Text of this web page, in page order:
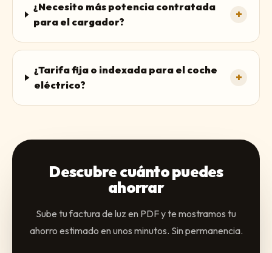
¿Necesito más potencia contratada
para el cargador?
+
¿Tarifa fija o indexada para el coche
eléctrico?
+
Descubre cuánto puedes
ahorrar
Sube tu factura de luz en PDF y te mostramos tu
ahorro estimado en unos minutos. Sin permanencia.